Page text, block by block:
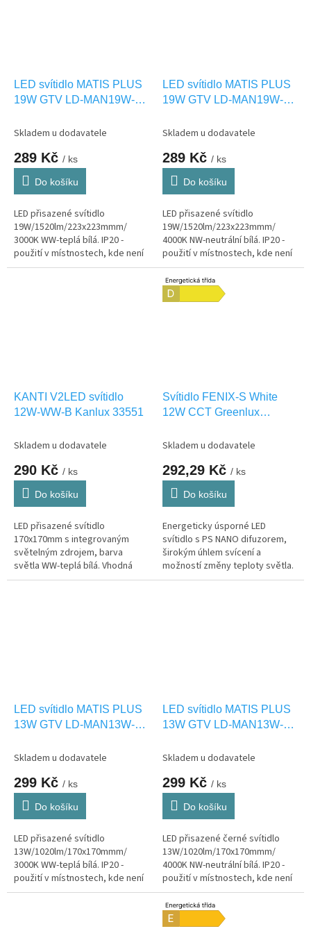
LED svítidlo MATIS PLUS
19W GTV LD-MAN19W-
Skladem u dodavatele
289 Kč / ks
Do košíku
LED přisazené svítidlo
19W/1520lm/223x223mmm/
3000K WW-teplá bílá. IP20 -
použití v místnostech, kde není
vystaveno vlhkosti.
LED svítidlo MATIS PLUS
19W GTV LD-MAN19W-
Skladem u dodavatele
289 Kč / ks
Do košíku
LED přisazené svítidlo
19W/1520lm/223x223mmm/
4000K NW-neutrální bílá. IP20 -
použití v místnostech, kde není
vystaveno vlhkosti.
KANTI V2LED svítidlo
12W-WW-B Kanlux 33551
Skladem u dodavatele
290 Kč / ks
Do košíku
LED přisazené svítidlo
170x170mm s integrovaným
světelným zdrojem, barva
světla WW-teplá bílá. Vhodná
pouze pro INTERIEROVÉ
Svítidlo FENIX-S White
12W CCT Greenlux
Skladem u dodavatele
292,29 Kč / ks
Do košíku
Energeticky úsporné LED
svítidlo s PS NANO difuzorem,
širokým úhlem svícení a
možností změny teploty světla.
LED svítidlo MATIS PLUS
13W GTV LD-MAN13W-
Skladem u dodavatele
299 Kč / ks
Do košíku
LED přisazené svítidlo
13W/1020lm/170x170mmm/
3000K WW-teplá bílá. IP20 -
použití v místnostech, kde není
vystaveno vlhkosti.
LED svítidlo MATIS PLUS
13W GTV LD-MAN13W-
Skladem u dodavatele
299 Kč / ks
Do košíku
LED přisazené černé svítidlo
13W/1020lm/170x170mmm/
4000K NW-neutrální bílá. IP20 -
použití v místnostech, kde není
vystaveno vlhkosti.